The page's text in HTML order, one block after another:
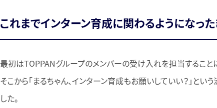
これまでインターン育成に関わるようになっ
最初はTOPPANグループのメンバーの受け入れを担当すること
そこから「まるちゃん、インターン育成もお願いしていい？」と
した。